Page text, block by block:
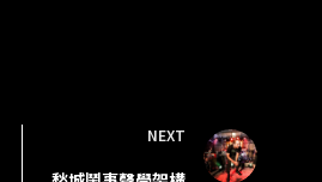
NEXT